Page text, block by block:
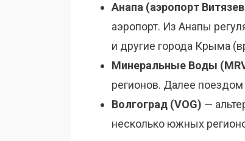
Анапа (аэропорт
аэропорт. Из Анапы
и другие города Крыма
Минеральные Воды
регионов. Далее
Волгоград (VOG) —
несколько южных